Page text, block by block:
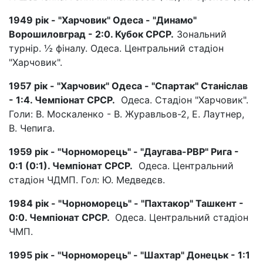
1949 рік - "Харчовик" Одеса - "Динамо"
Ворошиловград - 2:0. Кубок СРСР. Зональний
турнір. ½ фіналу. Одеса. Центральний стадіон
"Харчовик".
1957 рік - "Харчовик" Одеса - "Спартак" Станіслав
- 1:4. Чемпіонат СРСР. Одеса. Стадіон "Харчовик".
Голи: В. Москаленко - В. Журавльов-2, Е. Лаутнер,
В. Чепига.
1959 рік - "Чорноморець" - "Даугава-РВР" Рига -
0:1 (0:1). Чемпіонат СРСР. Одеса. Центральний
стадіон ЧДМП. Гол: Ю. Медведєв.
1984 рік - "Чорноморець" - "Пахтакор" Ташкент -
0:0. Чемпіонат СРСР. Одеса. Центральний стадіон
ЧМП.
1995 рік - "Чорноморець" - "Шахтар" Донецьк - 1:1